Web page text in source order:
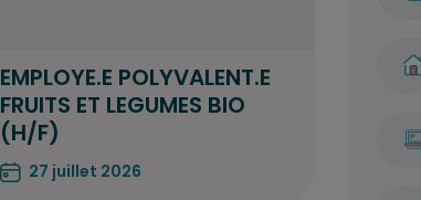
EMPLOYE.E POLYVALENT.E
FRUITS ET LEGUMES BIO
(H/F)
27 juillet 2026